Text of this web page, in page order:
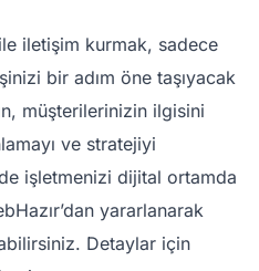
iletişim kurmak, sadece
bir adım öne taşıyacak
müşterilerinizin ilgisini
ve stratejiyi
işletmenizi dijital ortamda
yararlanarak
Detaylar için